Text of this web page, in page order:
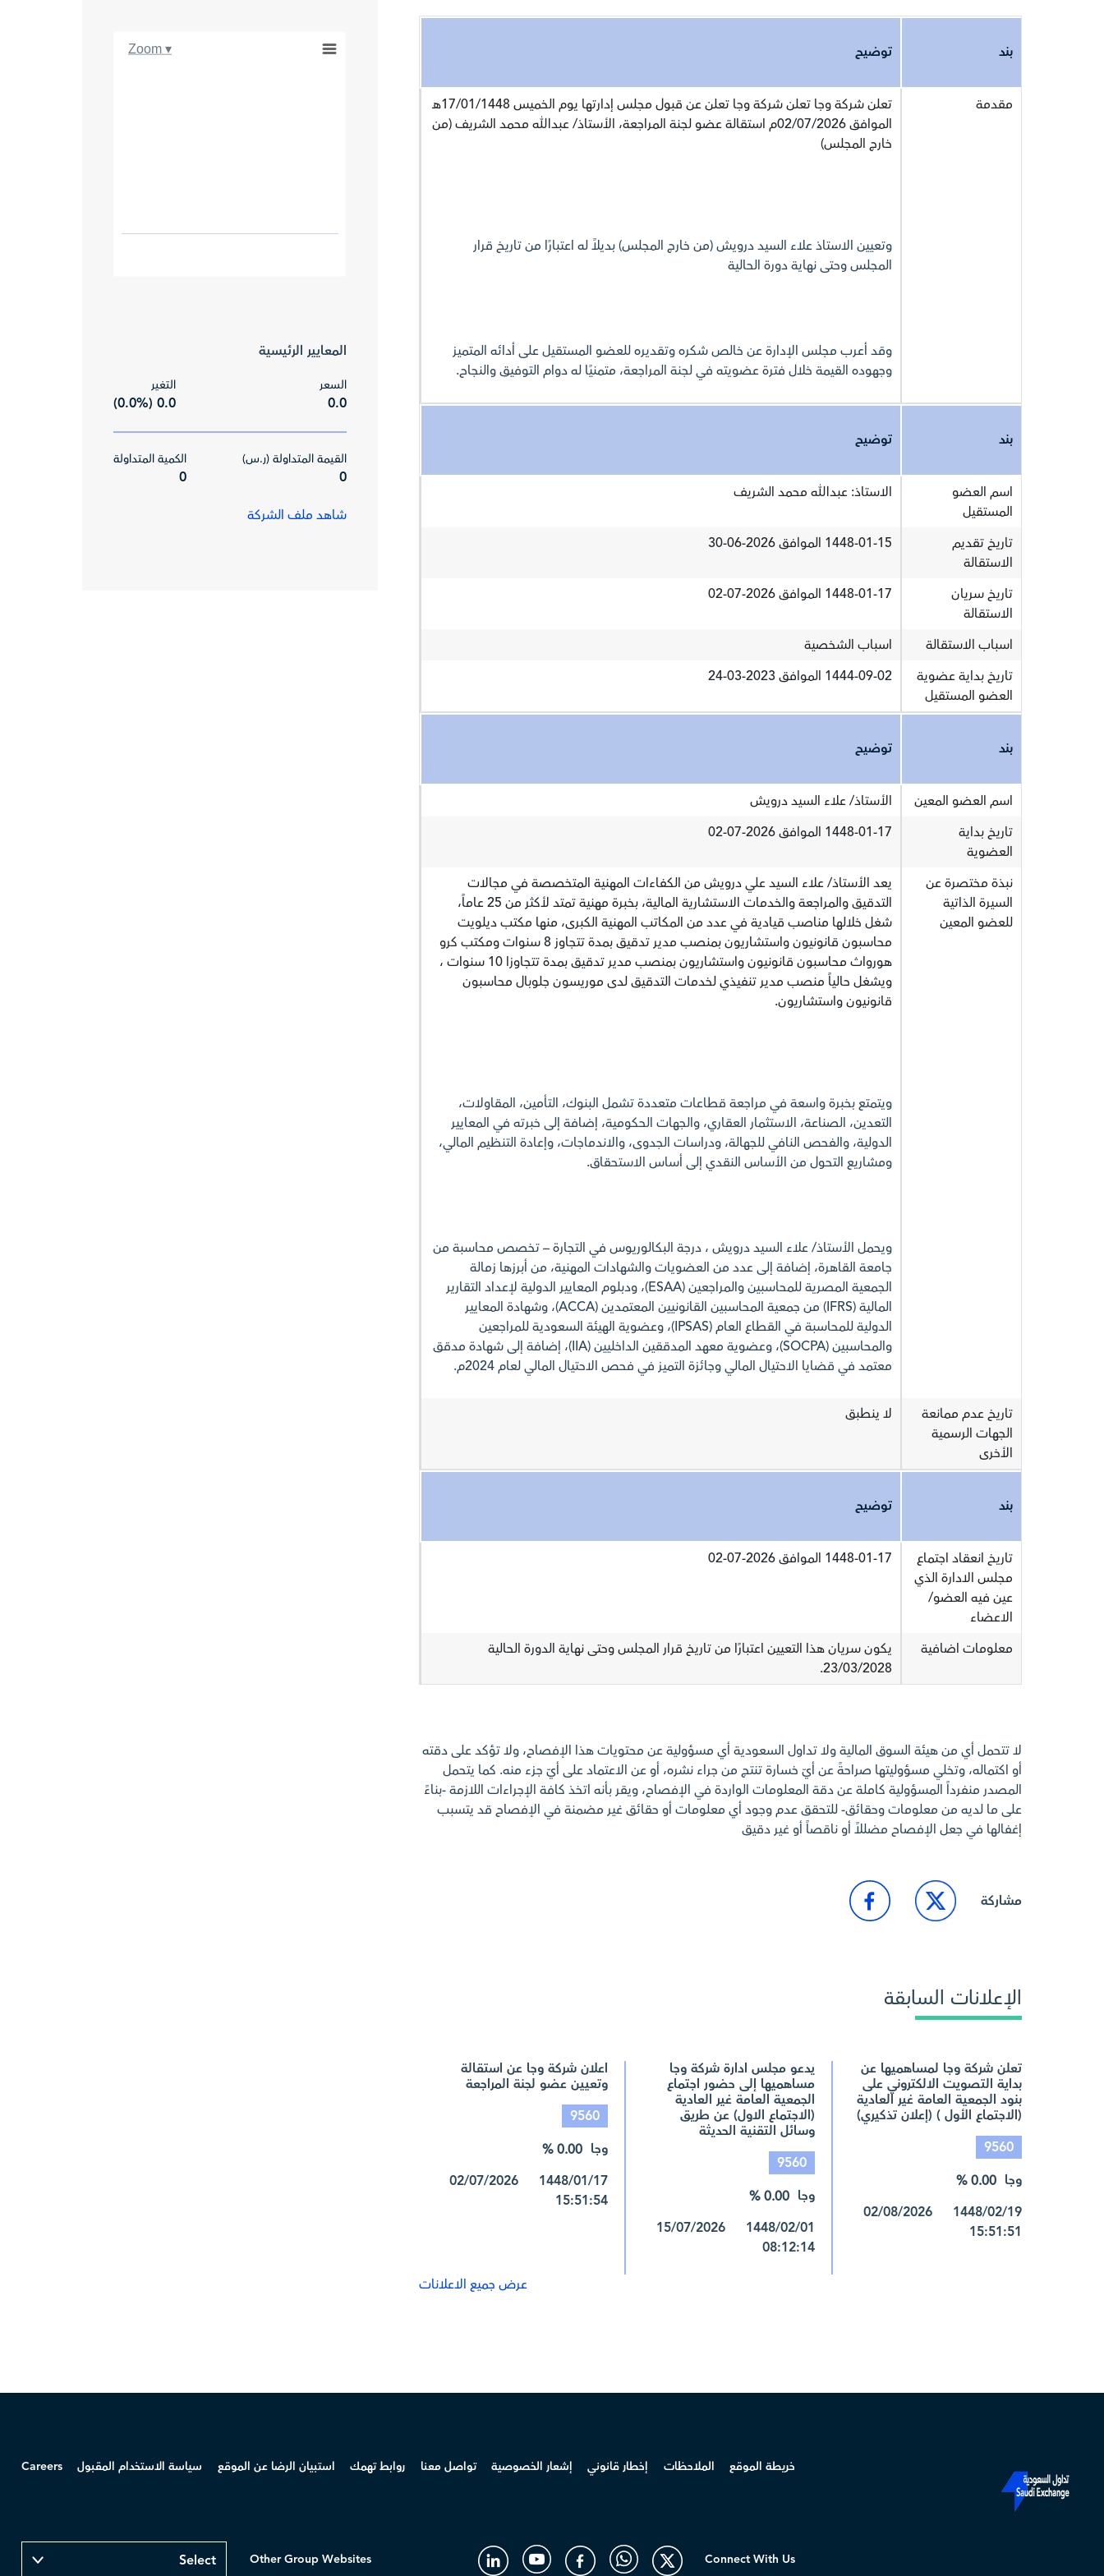
بند توضيح
مقدمة
تعلن شركة وجا تعلن شركة وجا تعلن عن قبول مجلس إدارتها يوم الخميس 17/01/1448هـ
الموافق 02/07/2026م استقالة عضو لجنة المراجعة، الأستاذ/ عبدالله محمد الشريف (من
خارج المجلس)
وتعيين الاستاذ علاء السيد درويش (من خارج المجلس) بديلاً له اعتبارًا من تاريخ قرار
المجلس وحتى نهاية دورة الحالية
وقد أعرب مجلس الإدارة عن خالص شكره وتقديره للعضو المستقيل على أدائه المتميز
وجهوده القيمة خلال فترة عضويته في لجنة المراجعة، متمنيًا له دوام التوفيق والنجاح.
بند توضيح
اسم العضو
المستقيل
الاستاذ: عبدالله محمد الشريف
تاريخ تقديم
الاستقالة
1448-01-15 الموافق 2026-06-30
تاريخ سريان
الاستقالة
1448-01-17 الموافق 2026-07-02
اسباب الاستقالة
اسباب الشخصية
تاريخ بداية عضوية
العضو المستقيل
1444-09-02 الموافق 2023-03-24
بند توضيح
اسم العضو المعين
الأستاذ/ علاء السيد درويش
تاريخ بداية
العضوية
1448-01-17 الموافق 2026-07-02
نبذة مختصرة عن
السيرة الذاتية
للعضو المعين
يعد الأستاذ/ علاء السيد علي درويش من الكفاءات المهنية المتخصصة في مجالات
التدقيق والمراجعة والخدمات الاستشارية المالية، بخبرة مهنية تمتد لأكثر من 25 عاماً،
شغل خلالها مناصب قيادية في عدد من المكاتب المهنية الكبرى، منها مكتب ديلويت
محاسبون قانونيون واستشاريون بمنصب مدير تدقيق بمدة تتجاوز 8 سنوات ومكتب كرو
هورواث محاسبون قانونيون واستشاريون بمنصب مدير تدقيق بمدة تتجاوزا 10 سنوات ،
ويشغل حالياً منصب مدير تنفيذي لخدمات التدقيق لدى موريسون جلوبال محاسبون
قانونيون واستشاريون.
ويتمتع بخبرة واسعة في مراجعة قطاعات متعددة تشمل البنوك، التأمين، المقاولات،
التعدين، الصناعة، الاستثمار العقاري، والجهات الحكومية، إضافة إلى خبرته في المعايير
الدولية، والفحص النافي للجهالة، ودراسات الجدوى، والاندماجات، وإعادة التنظيم المالي،
ومشاريع التحول من الأساس النقدي إلى أساس الاستحقاق.
ويحمل الأستاذ/ علاء السيد درويش ، درجة البكالوريوس في التجارة – تخصص محاسبة من
جامعة القاهرة، إضافة إلى عدد من العضويات والشهادات المهنية، من أبرزها زمالة
الجمعية المصرية للمحاسبين والمراجعين (ESAA)، ودبلوم المعايير الدولية لإعداد التقارير
المالية (IFRS) من جمعية المحاسبين القانونيين المعتمدين (ACCA)، وشهادة المعايير
الدولية للمحاسبة في القطاع العام (IPSAS)، وعضوية الهيئة السعودية للمراجعين
والمحاسبين (SOCPA)، وعضوية معهد المدققين الداخليين (IIA)، إضافة إلى شهادة مدقق
معتمد في قضايا الاحتيال المالي وجائزة التميز في فحص الاحتيال المالي لعام 2024م.
تاريخ عدم ممانعة
الجهات الرسمية
الأخرى
لا ينطبق
بند توضيح
تاريخ انعقاد اجتماع
مجلس الادارة الذي
عين فيه العضو/
الاعضاء
1448-01-17 الموافق 2026-07-02
معلومات اضافية
يكون سريان هذا التعيين اعتبارًا من تاريخ قرار المجلس وحتى نهاية الدورة الحالية
23/03/2028.
لا تتحمل أي من هيئة السوق المالية ولا تداول السعودية أي مسؤولية عن محتويات هذا الإفصاح، ولا تؤكد على دقته
أو اكتماله، وتخلي مسؤوليتها صراحةً عن أيّ خسارة تنتج من جراء نشره، أو عن الاعتماد على أيّ جزء منه. كما يتحمل
المصدر منفرداً المسؤولية كاملة عن دقة المعلومات الواردة في الإفصاح، ويقر بأنه اتخذ كافة الإجراءات اللازمة -بناءً
على ما لديه من معلومات وحقائق- للتحقق عدم وجود أي معلومات أو حقائق غير مضمنة في الإفصاح قد يتسبب
إغفالها في جعل الإفصاح مضللاً أو ناقصاً أو غير دقيق
مشاركة
الإعلانات السابقة
تعلن شركة وجا لمساهميها عن
بداية التصويت الالكتروني على
بنود الجمعية العامة غير العادية
(الاجتماع الأول ) (إعلان تذكيري)
9560
وجا 0.00 %
1448/02/19 02/08/2026
15:51:51
يدعو مجلس ادارة شركة وجا
مساهميها إلى حضور اجتماع
الجمعية العامة غير العادية
(الاجتماع الاول) عن طريق
وسائل التقنية الحديثة
9560
وجا 0.00 %
1448/02/01 15/07/2026
08:12:14
اعلان شركة وجا عن استقالة
وتعيين عضو لجنة المراجعة
9560
وجا 0.00 %
1448/01/17 02/07/2026
15:51:54
عرض جميع الاعلانات
Zoom ▾
المعايير الرئيسية
السعر
0.0
التغير
0.0 (0.0%)
القيمة المتداولة (ر.س)
0
الكمية المتداولة
0
شاهد ملف الشركة
خريطة الموقع الملاحظات إخطار قانوني إشعار الخصوصية تواصل معنا روابط تهمك استبيان الرضا عن الموقع سياسة الاستخدام المقبول Careers
Connect With Us
Other Group Websites